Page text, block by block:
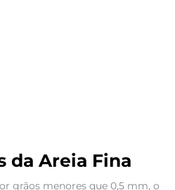
da Areia Fina
grãos menores que 0,5 mm, o